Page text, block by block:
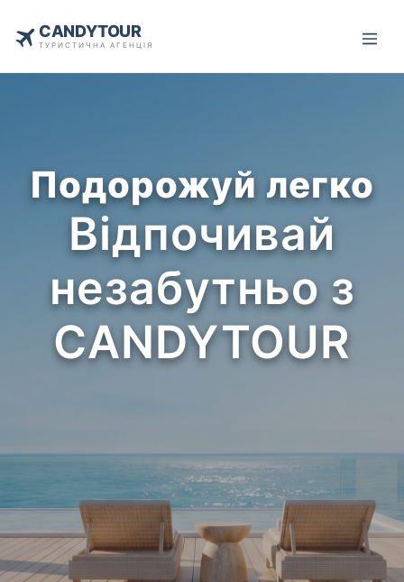
CANDYTOUR
ТУРИСТИЧНА АГЕНЦІЯ
Подорожуй легко
Відпочивай
незабутньо з
CANDYTOUR